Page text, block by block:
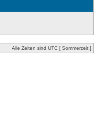
Alle Zeiten sind UTC [ Sommerzeit ]